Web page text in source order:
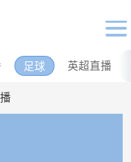
足球 英超直播